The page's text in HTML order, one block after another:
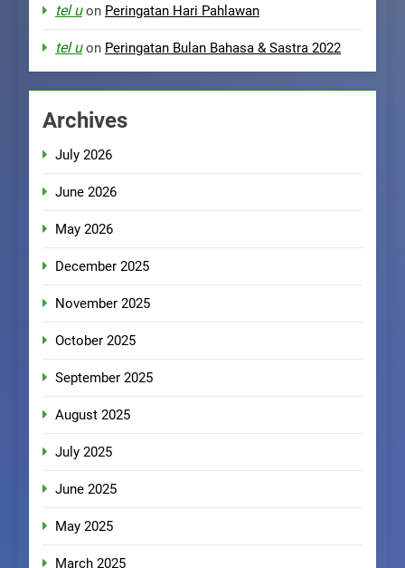
tel uon Peringatan Hari Pahlawan
tel uon Peringatan Bulan Bahasa & Sastra 2022
Archives
July 2026
June 2026
May 2026
December 2025
November 2025
October 2025
September 2025
August 2025
July 2025
June 2025
May 2025
March 2025